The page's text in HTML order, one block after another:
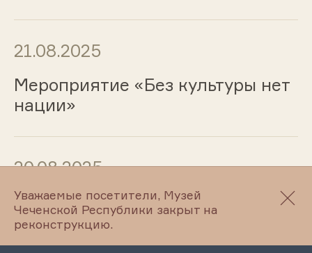
21.08.2025
Мероприятие «Без культуры нет
нации»
20.08.2025
Лекция «Реформа сельского
управления в Чечне в середине
XIX в.»
Уважаемые посетители, Музей
Чеченской Республики закрыт на
реконструкцию.